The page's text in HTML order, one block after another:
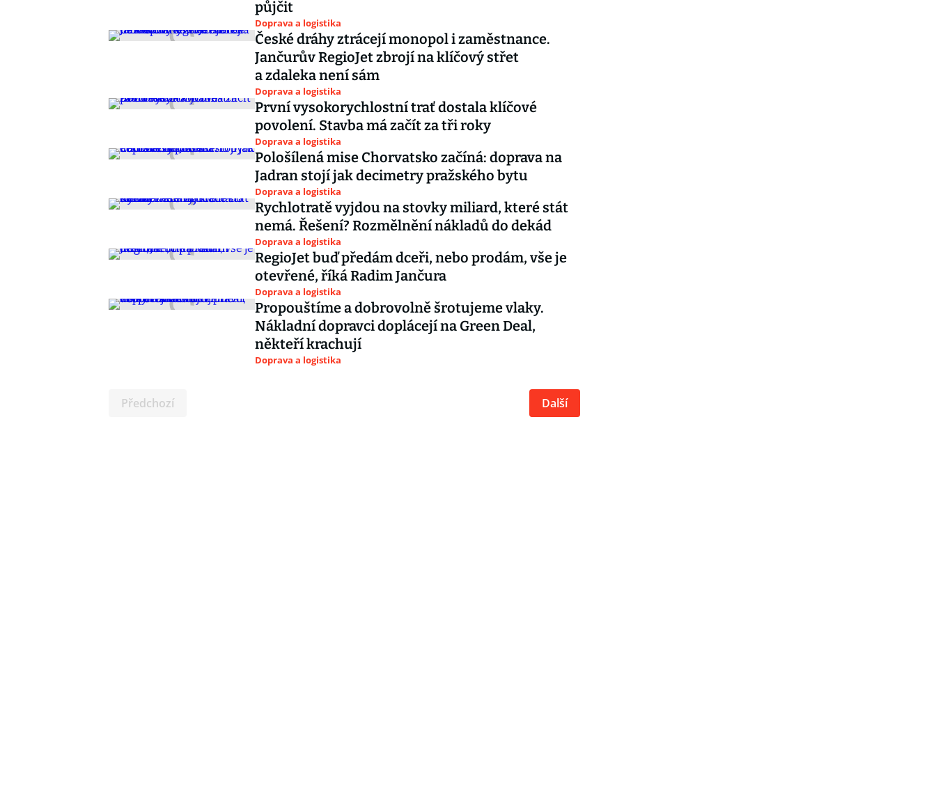
půjčit
Doprava a logistika
České dráhy ztrácejí monopol i zaměstnance.
Jančurův RegioJet zbrojí na klíčový střet
a zdaleka není sám
Doprava a logistika
První vysokorychlostní trať dostala klíčové
povolení. Stavba má začít za tři roky
Doprava a logistika
Pološílená mise Chorvatsko začíná: doprava na
Jadran stojí jak decimetry pražského bytu
Doprava a logistika
Rychlotratě vyjdou na stovky miliard, které stát
nemá. Řešení? Rozmělnění nákladů do dekád
Doprava a logistika
RegioJet buď předám dceři, nebo prodám, vše je
otevřené, říká Radim Jančura
Doprava a logistika
Propouštíme a dobrovolně šrotujeme vlaky.
Nákladní dopravci doplácejí na Green Deal,
někteří krachují
Doprava a logistika
Předchozí Další